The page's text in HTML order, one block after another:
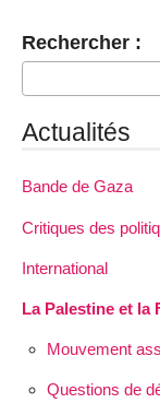
Rechercher :
Actualités
Bande de Gaza
Critiques des
International
La Palestine et la
Mouvement
Questions de